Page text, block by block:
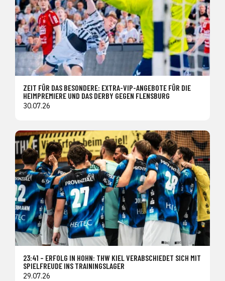
ZEIT FÜR DAS BESONDERE: EXTRA-VIP-ANGEBOTE FÜR DIE
HEIMPREMIERE UND DAS DERBY GEGEN FLENSBURG
30.07.26
23:41 – ERFOLG IN HOHN: THW KIEL VERABSCHIEDET SICH MIT
SPIELFREUDE INS TRAININGSLAGER
29.07.26